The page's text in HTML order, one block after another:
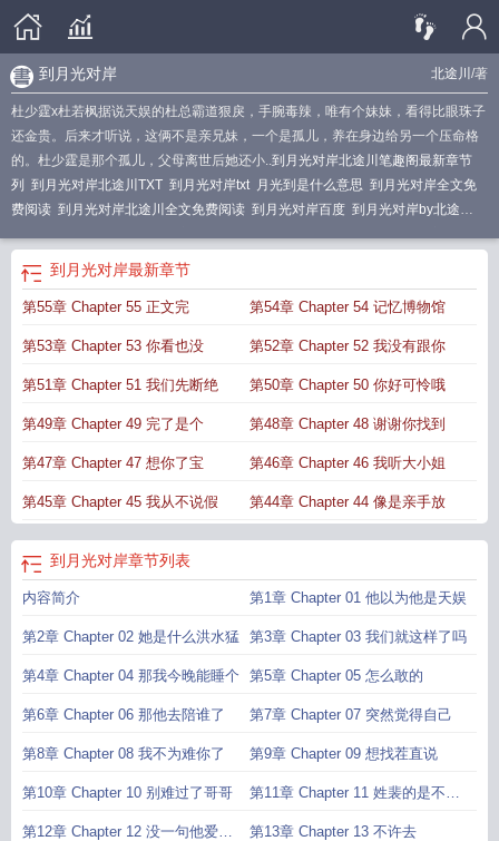
北途川 /著
到月光对岸
杜少霆x杜若枫据说天娱的杜总霸道狠戾，手腕毒辣，唯有个妹妹，看得比眼珠子
还金贵。后来才听说，这俩不是亲兄妹，一个是孤儿，养在身边给另一个压命格
的。杜少霆是那个孤儿，父母离世后她还小..到月光对岸北途川笔趣阁最新章节
列 到月光对岸北途川TXT 到月光对岸txt 月光到是什么意思 到月光对岸全文免
费阅读 到月光对岸北途川全文免费阅读 到月光对岸百度 到月光对岸by北途
对岸北途川
到月光对岸北途川15
光对岸TXT资源
对岸by北途川资源
到月光对岸最新章节
第55章 Chapter 55 正文完 第54章 Chapter 54 记忆博物馆
第53章 Chapter 53 你看也没 第52章 Chapter 52 我没有跟你
第51章 Chapter 51 我们先断绝 第50章 Chapter 50 你好可怜哦
第49章 Chapter 49 完了是个 第48章 Chapter 48 谢谢你找到
第47章 Chapter 47 想你了宝 第46章 Chapter 46 我听大小姐
第45章 Chapter 45 我从不说假 第44章 Chapter 44 像是亲手放
到月光对岸章节列表
内容简介 第1章 Chapter 01 他以为他是天娱
第2章 Chapter 02 她是什么洪水猛 第3章 Chapter 03 我们就这样了吗
第4章 Chapter 04 那我今晚能睡个 第5章 Chapter 05 怎么敢的
第6章 Chapter 06 那他去陪谁了 第7章 Chapter 07 突然觉得自己
第8章 Chapter 08 我不为难你了 第9章 Chapter 09 想找茬直说
第10章 Chapter 10 别难过了哥哥 第11章 Chapter 11 姓裴的是不是
有
第12章 Chapter 12 没一句他爱听 第13章 Chapter 13 不许去